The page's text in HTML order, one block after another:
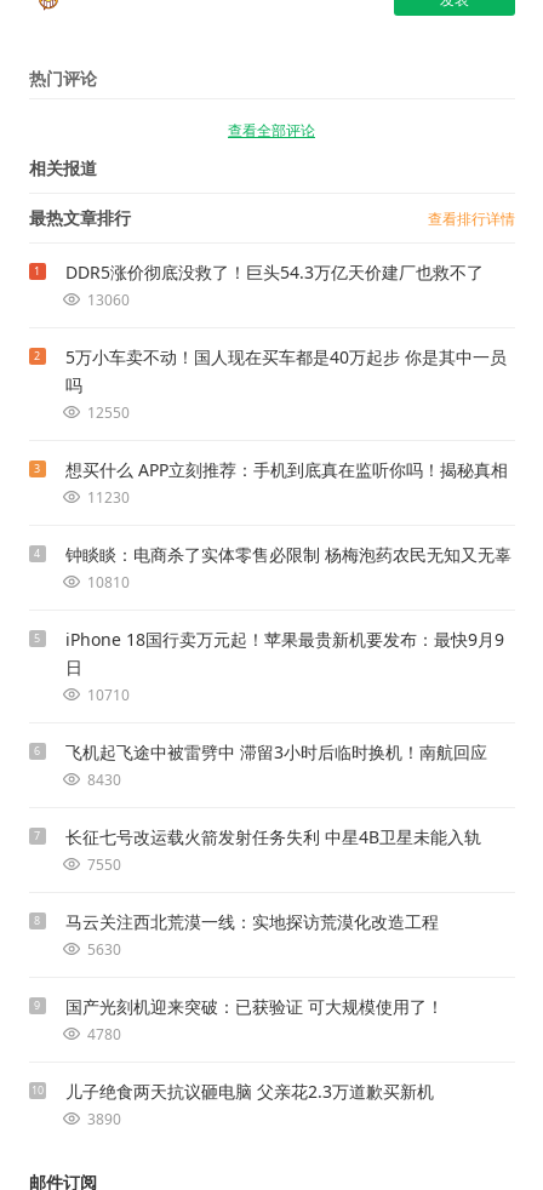
热门评论
查看全部评论
相关报道
最热文章排行 查看排行详情
1 DDR5涨价彻底没救了！巨头54.3万亿天价建厂也救不了
13060
2
5万小车卖不动！国人现在买车都是40万起步 你是其中一员
吗
12550
3 想买什么 APP立刻推荐：手机到底真在监听你吗！揭秘真相
11230
4 钟睒睒：电商杀了实体零售必限制 杨梅泡药农民无知又无辜
10810
5
iPhone 18国行卖万元起！苹果最贵新机要发布：最快9月9
日
10710
6 飞机起飞途中被雷劈中 滞留3小时后临时换机！南航回应
8430
7 长征七号改运载火箭发射任务失利 中星4B卫星未能入轨
7550
8 马云关注西北荒漠一线：实地探访荒漠化改造工程
5630
9 国产光刻机迎来突破：已获验证 可大规模使用了！
4780
10 儿子绝食两天抗议砸电脑 父亲花2.3万道歉买新机
3890
邮件订阅